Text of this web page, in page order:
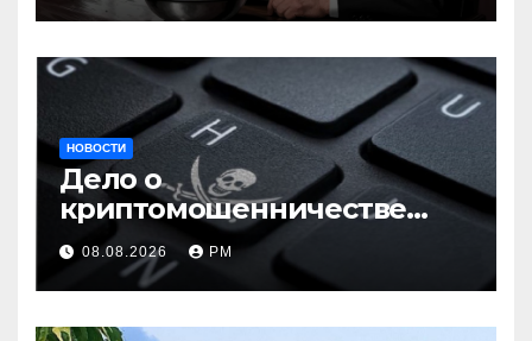
НОВОСТИ
Дело о
криптомошенничестве
оборачивают в содействие
терроризму
08.08.2026 РМ